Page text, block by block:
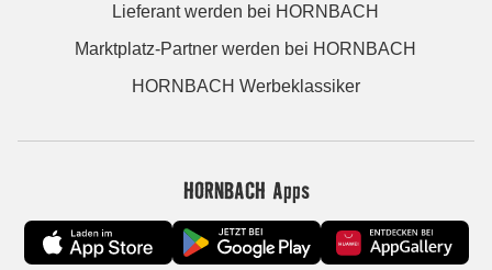
Lieferant werden bei HORNBACH
Marktplatz-Partner werden bei HORNBACH
HORNBACH Werbeklassiker
HORNBACH Apps